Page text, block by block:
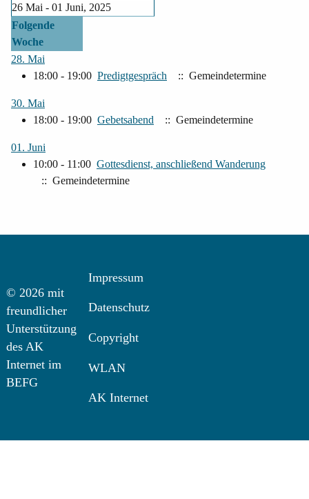
26 Mai - 01 Juni, 2025
Folgende
Woche
28. Mai
18:00 - 19:00 Predigtgespräch :: Gemeindetermine
30. Mai
18:00 - 19:00 Gebetsabend :: Gemeindetermine
01. Juni
10:00 - 11:00 Gottesdienst, anschließend Wanderung
:: Gemeindetermine
© 2026 mit
freundlicher
Unterstützung
des AK
Internet im
BEFG
Impressum
Datenschutz
Copyright
WLAN
AK Internet